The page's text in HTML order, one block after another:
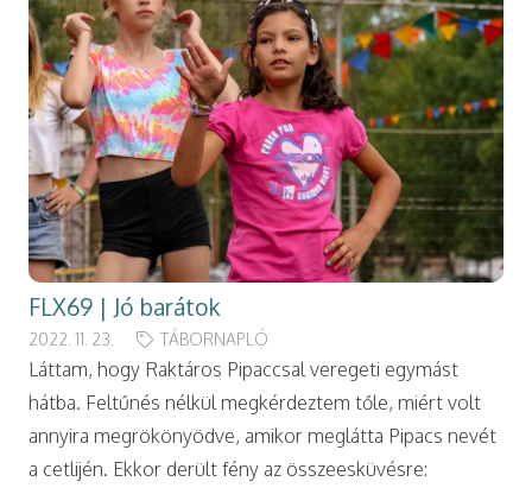
FLX69 | Jó barátok
2022. 11. 23. TÁBORNAPLÓ
Láttam, hogy Raktáros Pipaccsal veregeti egymást
hátba. Feltűnés nélkül megkérdeztem tőle, miért volt
annyira megrökönyödve, amikor meglátta Pipacs nevét
a cetlijén. Ekkor derült fény az összeesküvésre: